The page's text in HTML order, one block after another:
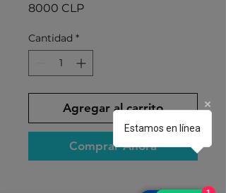
8000 CLPPrecio
Cantidad *
Agregar al carrito
Comprar Ahora
Estamos en línea